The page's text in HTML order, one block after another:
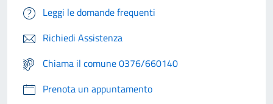
Leggi le domande frequenti
Richiedi Assistenza
Chiama il comune 0376/660140
Prenota un appuntamento